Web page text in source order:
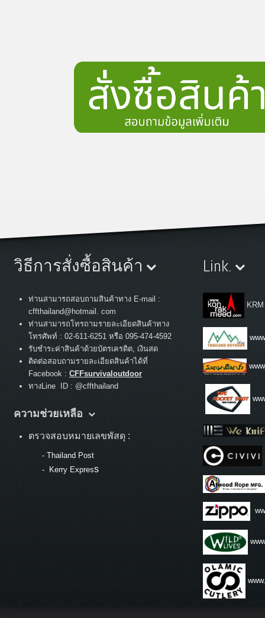
วิธีการสั่งซื้อสินค้า
ท่านสามารถสอบถามสินค้าทาง E-mail :
cffthailand@hotmail. com
ท่านสามารถโทรถามรายละเอียดสินค้าทาง
โทรศัพท์ : 02-611-6251 หรือ 095-474-4592
รับชำระค่าสินค้าด้วยบัตรเครดิต, เงินสด
ติดต่อสอบถามรายละเอียดสินค้าได้ที่
Facebook : CFFsurvivaloutdoor
ทางLine ID : @cffthailand
ความช่วยเหลือ
ตรวจสอบหมายเลขพัสดุ :
- Thailand Post
-
Kerry Express
Link.
KRM